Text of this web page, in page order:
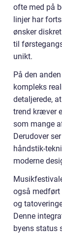
ofte med på
linjer har
ønsker
til
unikt.
På den
kompleks
detaljerede,
trend kræver
som mange
Derudover
håndstik-
moderne
også medført
og
Denne
byens status